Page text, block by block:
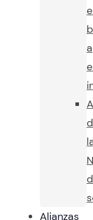
a
Alianzas